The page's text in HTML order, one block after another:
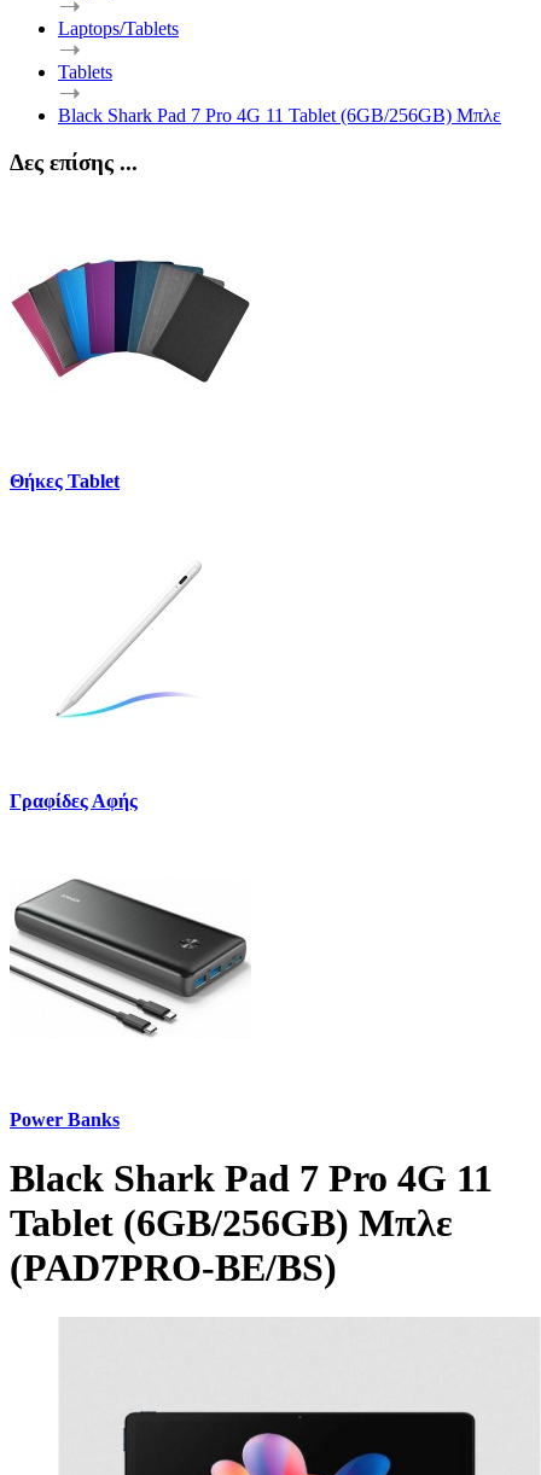
Laptops/Tablets
Tablets
Black Shark Pad 7 Pro 4G 11 Tablet (6GB/256GB) Μπλε
Δες επίσης ...
Θήκες Tablet
Γραφίδες Αφής
Power Banks
Black Shark Pad 7 Pro 4G 11
Tablet (6GB/256GB) Μπλε
(PAD7PRO-BE/BS)